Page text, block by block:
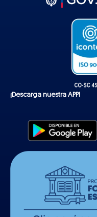
¡Descarga nuestra APP!